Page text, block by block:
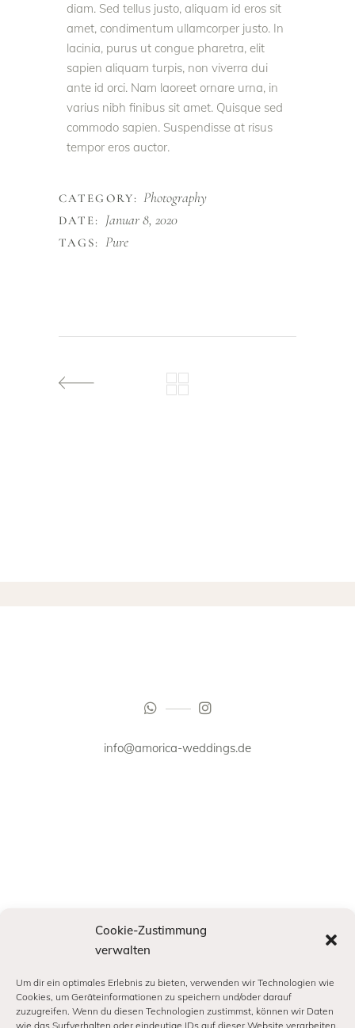
Cookie-Zustimmung
verwalten
Um dir ein optimales Erlebnis zu bieten, verwenden wir Technologien wie
Cookies, um Geräteinformationen zu speichern und/oder darauf
zuzugreifen. Wenn du diesen Technologien zustimmst, können wir Daten
wie das Surfverhalten oder eindeutige IDs auf dieser Website verarbeiten.
diam. Sed tellus justo, aliquam id eros sit
amet, condimentum ullamcorper justo. In
lacinia, purus ut congue pharetra, elit
sapien aliquam turpis, non viverra dui
ante id orci. Nam laoreet ornare urna, in
varius nibh finibus sit amet. Quisque sed
commodo sapien. Suspendisse at risus
tempor eros auctor.
CATEGORY: Photography
DATE: Januar 8, 2020
TAGS: Pure
info@amorica-weddings.de